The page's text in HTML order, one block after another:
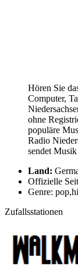
Hören Sie
Computer,
ohne
populäre
Radio
sendet
Land:
Offizielle
Genre:
Zufallsstationen